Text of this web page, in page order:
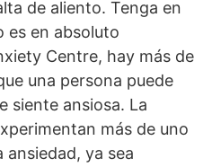
de aliento. Tenga en
es en absoluto
Centre, hay más de
una persona puede
siente ansiosa. La
más de uno
ansiedad, ya sea